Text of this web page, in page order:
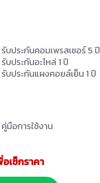
รับประกันคอมเพรสเซอร์ 5 ปี
รับประกันอะไหล่ 1 ปี
รับประกันแผงคอยล์เย็น 1 ปี
คู่มือการใช้งาน
เช็กราคา